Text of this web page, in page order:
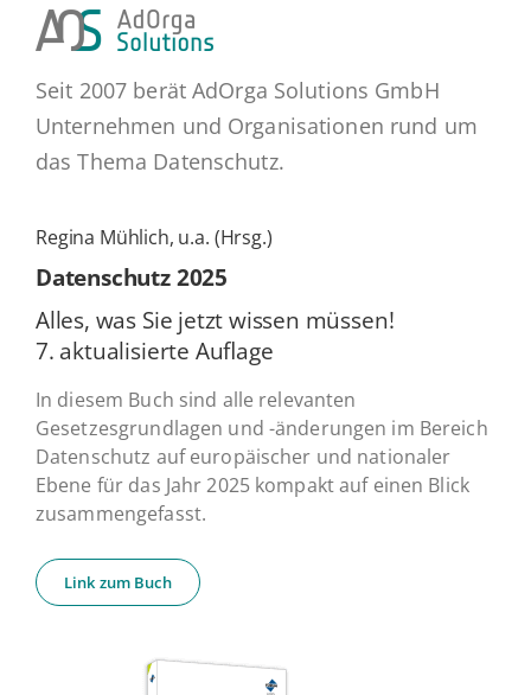
Seit 2007 berät AdOrga Solutions GmbH
Unternehmen und Organisationen rund um
das Thema Datenschutz.
Regina Mühlich, u.a. (Hrsg.)
Daten­schutz 2025
Alles, was Sie jetzt wissen müssen!
7. ak­tua­li­sier­te Auflage
In diesem Buch sind alle relevanten
Gesetzesgrundlagen und -änderungen im Bereich
Datenschutz auf europäischer und nationaler
Ebene für das Jahr 2025 kompakt auf einen Blick
zusammengefasst.
Link zum Buch